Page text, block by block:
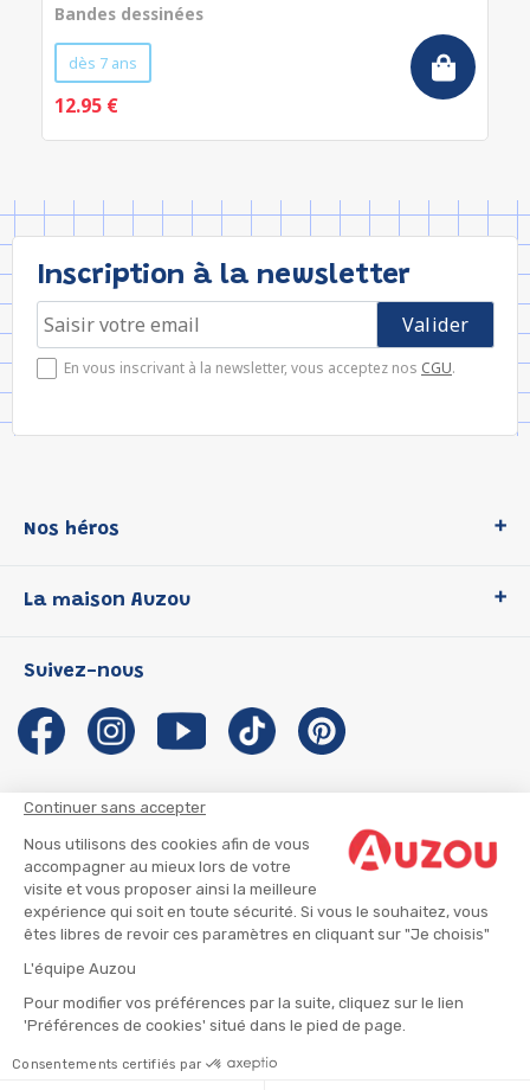
Continuer sans accepter
Nous utilisons des cookies afin de vous
accompagner au mieux lors de votre
visite et vous proposer ainsi la meilleure
expérience qui soit en toute sécurité. Si vous le souhaitez, vous
êtes libres de revoir ces paramètres en cliquant sur "Je choisis"
L'équipe Auzou
Pour modifier vos préférences par la suite, cliquez sur le lien
'Préférences de cookies' situé dans le pied de page.
Consentements certifiés par
Bandes dessinées
dès 7 ans
12.95 €
Inscription à la newsletter
En vous inscrivant à la newsletter, vous acceptez nos CGU.
Nos héros
P'tit Loup
Les Influenceuses
Migali
Petite Taupe
La maison Auzou
Notre histoire
Auzou s'engage
Auteurs et illustrateurs Auzou
Suivre mon colis
Infos consommateur
Suivez-nous
CGU
CGV
Mentions légales
© 2026 - AUZOU |